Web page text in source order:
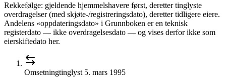
Rekkefølge: gjeldende hjemmelshavere først, deretter tinglyste
overdragelser (med skjøte-/registreringsdato), deretter tidligere eiere.
Andelens «oppdateringsdato» i Grunnboken er en teknisk
registerdato — ikke overdragelsesdato — og vises derfor ikke som
eierskiftedato her.
Omsetningtinglyst 5. mars 1995